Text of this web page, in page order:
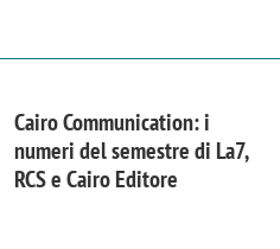
Cairo Communication: i
numeri del semestre di La7,
RCS e Cairo Editore